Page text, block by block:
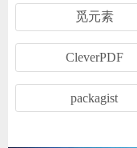
觅元素
CleverPDF
packagist